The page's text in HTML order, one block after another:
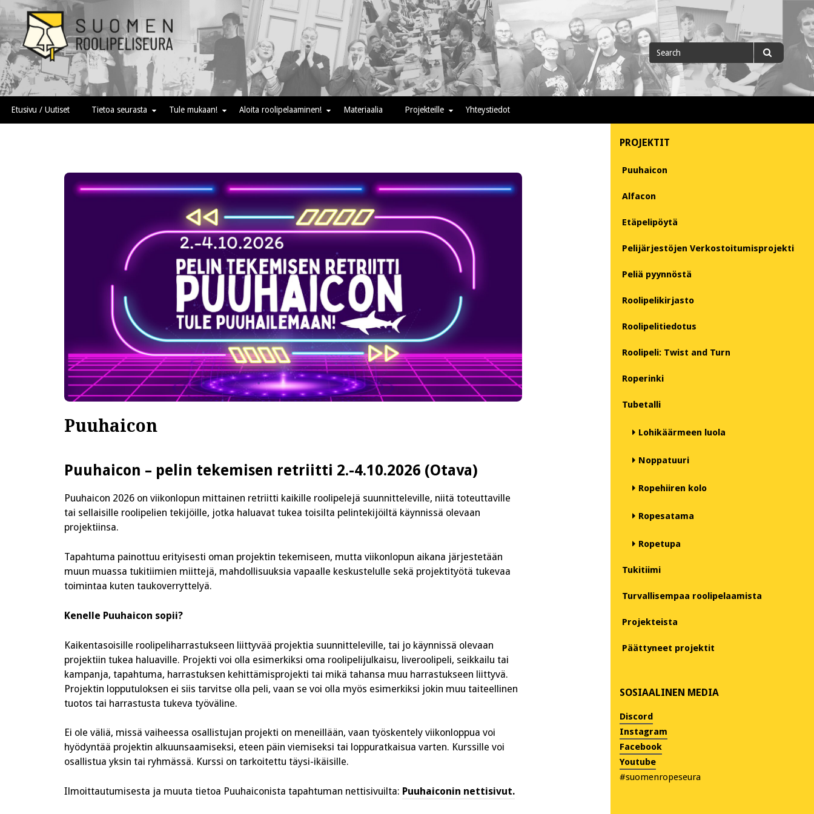
to
content
Suomen roolipeliseura
Search
for
Etusivu / Uutiset Tietoa seurasta Tule mukaan! Aloita roolipelaaminen! Materiaalia Projekteille Yhteystiedot
Puuhaicon
Puuhaicon – pelin tekemisen retriitti 2.-4.10.2026 (Otava)
Puuhaicon 2026 on viikonlopun mittainen retriitti kaikille roolipelejä suunnitteleville, niitä toteuttaville
tai sellaisille roolipelien tekijöille, jotka haluavat tukea toisilta pelintekijöiltä käynnissä olevaan
projektiinsa.
Tapahtuma painottuu erityisesti oman projektin tekemiseen, mutta viikonlopun aikana järjestetään
muun muassa tukitiimien miittejä, mahdollisuuksia vapaalle keskustelulle sekä projektityötä tukevaa
toimintaa kuten taukoverryttelyä.
Kenelle Puuhaicon sopii?
Kaikentasoisille roolipeliharrastukseen liittyvää projektia suunnitteleville, tai jo käynnissä olevaan
projektiin tukea haluaville. Projekti voi olla esimerkiksi oma roolipelijulkaisu, liveroolipeli, seikkailu tai
kampanja, tapahtuma, harrastuksen kehittämisprojekti tai mikä tahansa muu harrastukseen liittyvä.
Projektin lopputuloksen ei siis tarvitse olla peli, vaan se voi olla myös esimerkiksi jokin muu taiteellinen
tuotos tai harrastusta tukeva työväline.
Ei ole väliä, missä vaiheessa osallistujan projekti on meneillään, vaan työskentely viikonloppua voi
hyödyntää projektin alkuunsaamiseksi, eteen päin viemiseksi tai loppuratkaisua varten. Kurssille voi
osallistua yksin tai ryhmässä. Kurssi on tarkoitettu täysi-ikäisille.
Ilmoittautumisesta ja muuta tietoa Puuhaiconista tapahtuman nettisivuilta: Puuhaiconin nettisivut.
PROJEKTIT
Puuhaicon
Alfacon
Etäpelipöytä
Pelijärjestöjen Verkostoitumisprojekti
Peliä pyynnöstä
Roolipelikirjasto
Roolipelitiedotus
Roolipeli: Twist and Turn
Roperinki
Tubetalli
Lohikäärmeen luola
Noppatuuri
Ropehiiren kolo
Ropesatama
Ropetupa
Tukitiimi
Turvallisempaa roolipelaamista
Projekteista
Päättyneet projektit
SOSIAALINEN MEDIA
Discord
Instagram
Facebook
Youtube
#suomenropeseura